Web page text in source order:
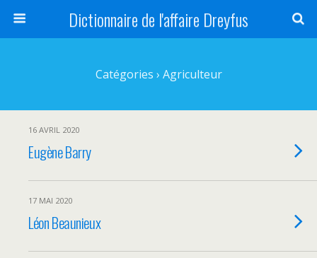
Dictionnaire de l'affaire Dreyfus
Catégories › Agriculteur
16 AVRIL 2020
Eugène Barry
17 MAI 2020
Léon Beaunieux